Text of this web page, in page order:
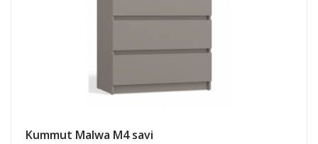
Kummut Malwa M4 savi